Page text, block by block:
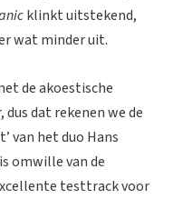
klinkt uitstekend,
wat minder uit.
de akoestische
dat rekenen we de
van het duo Hans
omwille van de
testtrack voor